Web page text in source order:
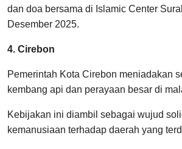
dan doa bersama di Islamic Center
Desember 2025.
4. Cirebon
Pemerintah Kota Cirebon meniadakan
kembang api dan perayaan besar di
Kebijakan ini diambil sebagai wujud
kemanusiaan terhadap daerah yang